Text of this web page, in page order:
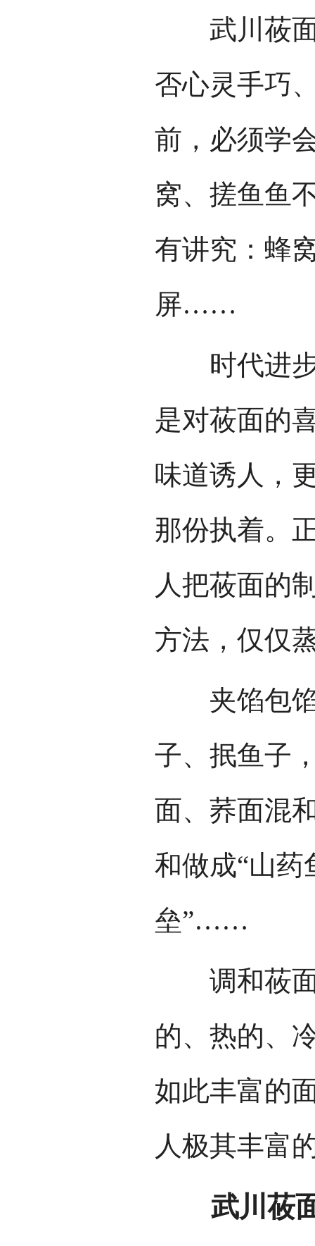
武川莜面
否心灵手巧
前，必须学
窝、搓鱼鱼
有讲究：蜂
屏……
时代进步
是对莜面的
味道诱人，
那份执着。
人把莜面的
方法，仅仅
夹馅包馅
子、抿鱼子
面、荞面混
和做成“山药
垒”……
调和莜面
的、热的、
如此丰富的
人极其丰富
武川莜面